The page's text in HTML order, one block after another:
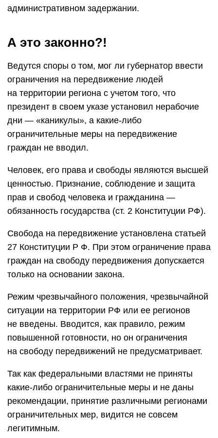
административном задержании.
А это законно?!
Ведутся споры о том, мог ли губернатор ввести
ограничения на передвижение людей
на территории региона с учетом того, что
президент в своем указе установил нерабочие
дни — «каникулы», а какие-либо
ограничительные меры на передвижение
граждан не вводил.
Человек, его права и свободы являются высшей
ценностью. Признание, соблюдение и защита
прав и свобод человека и гражданина —
обязанность государства (ст. 2 Конституции РФ).
Свобода на передвижение установлена статьей
27 Конституции Р Ф. При этом ограничение права
граждан на свободу передвижения допускается
только на основании закона.
Режим чрезвычайного положения, чрезвычайной
ситуации на территории РФ или ее регионов
не введены. Вводится, как правило, режим
повышенной готовности, но он ограничения
на свободу передвижений не предусматривает.
Так как федеральными властями не приняты
какие-либо ограничительные меры и не даны
рекомендации, принятие различными регионами
ограничительных мер, видится не совсем
легитимным.